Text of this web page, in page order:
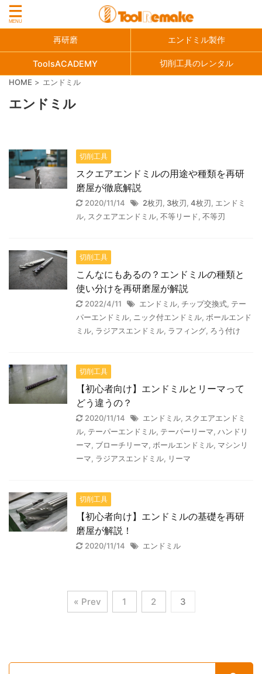
再研磨 エンドミル製作
ToolsACADEMY 切削工具のレンタル
HOME > エンドミル
エンドミル
切削工具
スクエアエンドミルの用途や種類を再研
磨屋が徹底解説
2020/11/14 2枚刃 3枚刃 4枚刃
エンドミ
ル スクエアエンドミル 不等リード 不等刃
切削工具
こんなにもあるの？エンドミルの種類と
使い分けを再研磨屋が解説
2022/4/11 エンドミル チップ交換式 テー
パーエンドミル ニック付エンドミル ボールエンド
ミル ラジアスエンドミル ラフィング ろう付け
切削工具
【初心者向け】エンドミルとリーマって
どう違うの？
2020/11/14 エンドミル スクエアエンドミ
ル テーパーエンドミル テーパーリーマ ハンドリ
ーマ ブローチリーマ ボールエンドミル マシンリ
ーマ ラジアスエンドミル リーマ
切削工具
【初心者向け】エンドミルの基礎を再研
磨屋が解説！
2020/11/14 エンドミル
« Prev 1 2 3